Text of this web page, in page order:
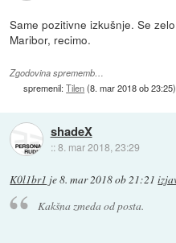
Same pozitivne izkušnje. Se
Maribor, recimo.
Zgodovina sprememb…
spremenil:Tilen(8. mar 2018 ob 23:25)
shadeX
::8. mar 2018, 23:29
K0l1br1 je8. mar 2018 ob 21:21
Kakšna zmeda od posta.